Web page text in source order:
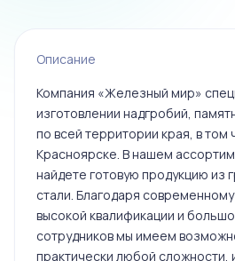
Описание
Компания «Железный мир»
изготовлении надгробий,
по всей территории края, в том
Красноярске. В нашем
найдете готовую продукцию из
стали. Благодаря
высокой квалификации и
сотрудников мы имеем
практически любой сложности,